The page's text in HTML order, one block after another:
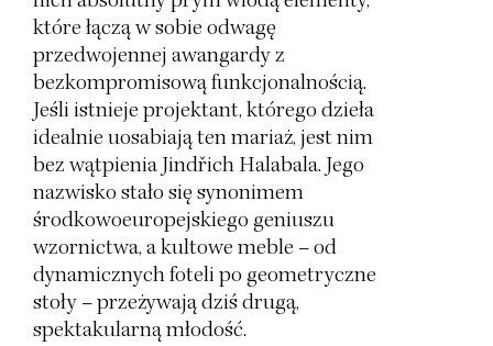
które łączą w sobie odwagę
przedwojennej awangardy z
bezkompromisową funkcjonalnością.
Jeśli istnieje projektant, którego dzieła
idealnie uosabiają ten mariaż, jest nim
bez wątpienia Jindřich Halabala. Jego
nazwisko stało się synonimem
środkowoeuropejskiego geniuszu
wzornictwa, a kultowe meble – od
dynamicznych foteli po geometryczne
stoły – przeżywają dziś drugą,
spektakularną młodość.